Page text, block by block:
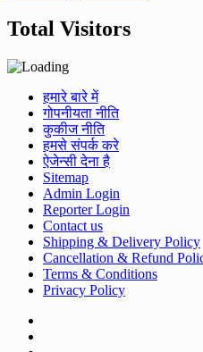
Total Visitors
हमारे बारे में
गोपनीयता नीति
कुकीज नीति
हमसे संपर्क करे
ऐजेन्सी देना है
Sitemap
Admin Login
Reporter Login
Contact us
Shipping & Delivery Policy
Cancellation & Refund
Terms & Conditions
Privacy Policy